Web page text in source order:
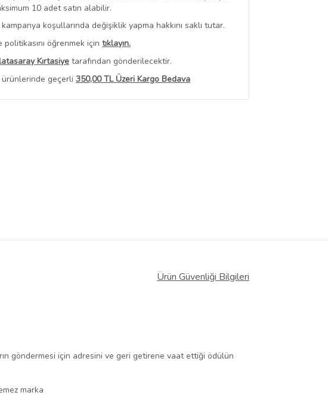
10 adet satın alabilir.
koşullarında değişiklik yapma hakkını saklı tutar.
öğrenmek için tıklayın.
Kırtasiye tarafından gönderilecektir.
ürünlerinde geçerli 350,00 TL Üzeri Kargo Bedava
Tüm Ürünlerini Görüntüle
Ürün Güvenliği Bilgileri
göndermesi için adresini ve geri getirene vaat ettiği ödülün
marka